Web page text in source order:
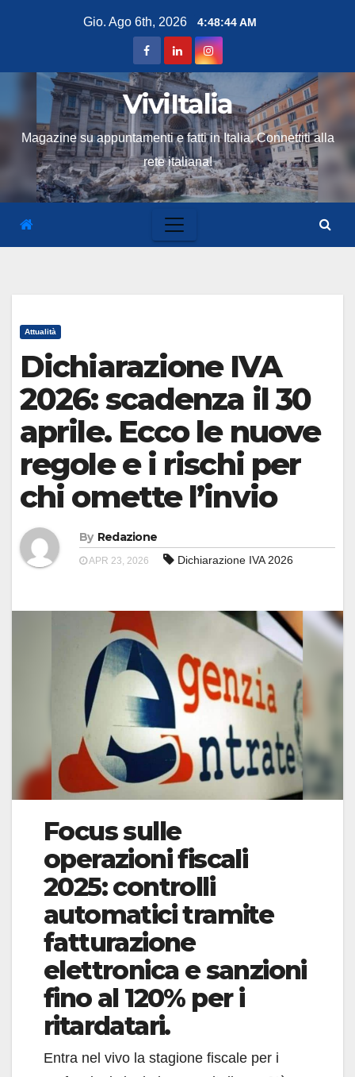
Gio. Ago 6th, 2026 4:48:45 AM
ViviItalia
Magazine su appuntamenti e fatti in Italia. Connettiti alla
rete italiana!
Attualità
Dichiarazione IVA
2026: scadenza il 30
aprile. Ecco le nuove
regole e i rischi per
chi omette l’invio
By Redazione
APR 23, 2026 Dichiarazione IVA 2026
Focus sulle
operazioni fiscali
2025: controlli
automatici tramite
fatturazione
elettronica e sanzioni
fino al 120% per i
ritardatari.
Entra nel vivo la stagione fiscale per i